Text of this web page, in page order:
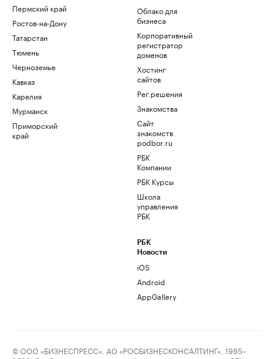
Пермский край
Ростов-на-Дону
Татарстан
Тюмень
Черноземье
Кавказ
Карелия
Мурманск
Приморский
край
Облако для
бизнеса
Корпоративный
регистратор
доменов
Хостинг
сайтов
Рег.решения
Знакомства
Сайт
знакомств
podbor.ru
РБК
Компании
РБК Курсы
Школа
управления
РБК
РБК
Новости
iOS
Android
AppGallery
© ООО «БИЗНЕСПРЕСС», АО «РОСБИЗНЕСКОНСАЛТИНГ», 1995–